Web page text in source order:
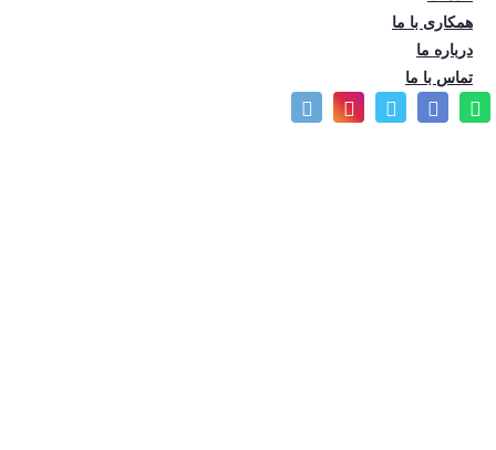
همکاری با ما
درباره ما
تماس با ما